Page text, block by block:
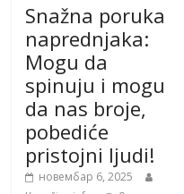
Snažna poruka
naprednjaka:
Mogu da
spinuju i mogu
da nas broje,
pobediće
pristojni ljudi!
новембар 6, 2025